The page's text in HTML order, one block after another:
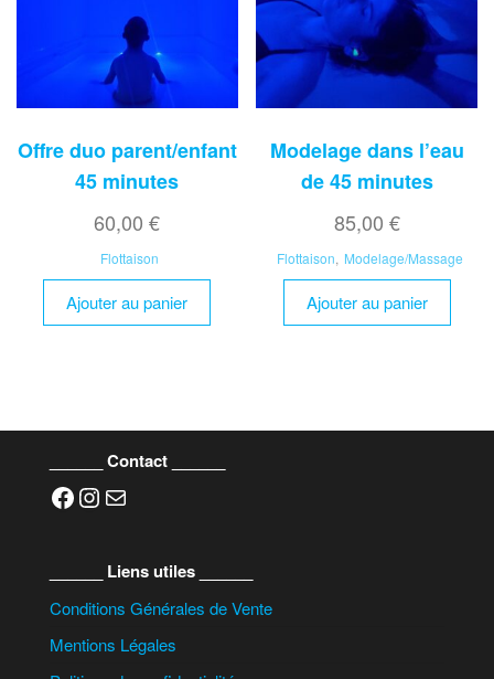
Offre duo parent/enfant
45 minutes
60,00€
Flottaison
Ajouter au panier
Modelage dans l’eau
de 45 minutes
85,00 €
Flottaison, Modelage/Massage
Ajouter au panier
______ Contact ______
Facebook
Instagram
E-mail
______ Liens utiles ______
Conditions Générales de Vente
Mentions Légales